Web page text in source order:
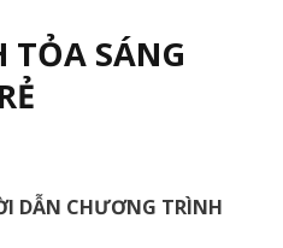
TỎA SÁNG
DẪN CHƯƠNG TRÌNH